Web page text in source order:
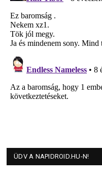
ÜDV A NAPIDROID.HU-N!